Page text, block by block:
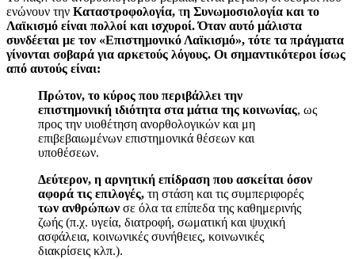
ενώνουν την Καταστροφολογία, τη Συνωμοσιολογία και το
Λαϊκισμό είναι πολλοί και ισχυροί. Όταν αυτό μάλιστα
συνδέεται με τον «Επιστημονικό Λαϊκισμό», τότε τα πράγματα
γίνονται σοβαρά για αρκετούς λόγους. Οι σημαντικότεροι ίσως
από αυτούς είναι:
Πρώτον, το κύρος που περιβάλλει την
επιστημονική ιδιότητα στα μάτια της κοινωνίας, ως
προς την υιοθέτηση ανορθολογικών και μη
επιβεβαιωμένων επιστημονικά θέσεων και
υποθέσεων.
Δεύτερον, η αρνητική επίδραση που ασκείται όσον
αφορά τις επιλογές, τη στάση και τις συμπεριφορές
των ανθρώπων σε όλα τα επίπεδα της καθημερινής
ζωής (π.χ. υγεία, διατροφή, σωματική και ψυχική
ασφάλεια, κοινωνικές συνήθειες, κοινωνικές
διακρίσεις κλπ.).